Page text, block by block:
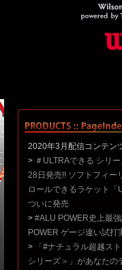
2020年3月配信コンテン
> ＃ULTRAできる シリ
28日発売!! ソフトフィー
ロールできるラケット「
ついに発売
> #ALU POWER史上最
POWER ゲージ違い試打
>
「#ナチュラル超越ス
シリーズ＞」があなたの